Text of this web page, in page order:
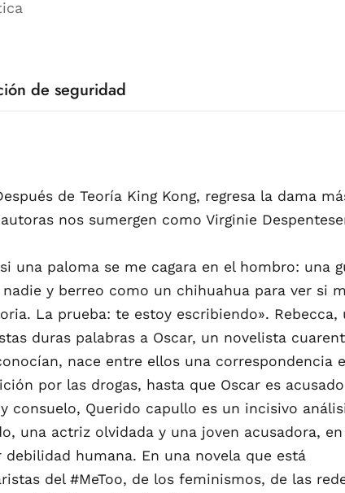
de seguridad
de Teoría King Kong, regresa la dama
nos sumergen como Virginie
una paloma se me cagara en el hombro: una
y berreo como un chihuahua para ver si
La prueba: te estoy escribiendo». Rebecca,
duras palabras a Oscar, un novelista
nace entre ellos una correspondencia
por las drogas, hasta que Oscar es
consuelo, Querido capullo es un incisivo
una actriz olvidada y una joven acusadora,
humana. En una novela que está
del #MeToo, de los feminismos, de las